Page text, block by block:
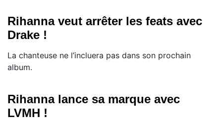
Rihanna veut arrêter les feats avec
Drake !
La chanteuse ne l’incluera pas dans son prochain
album.
Rihanna lance sa marque avec
LVMH !